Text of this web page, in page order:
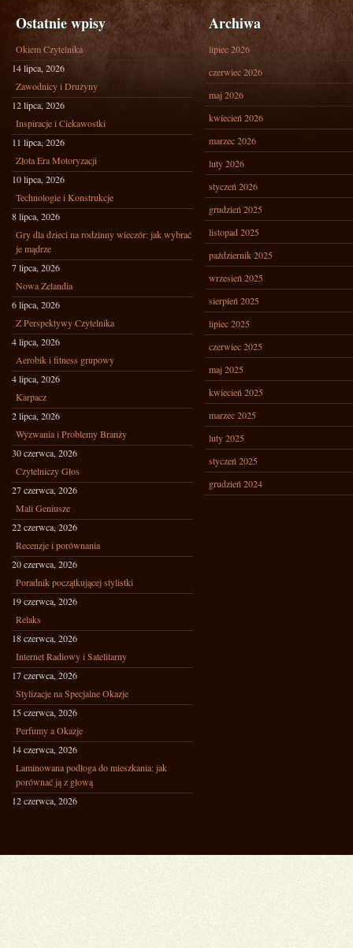
Ostatnie wpisy
Okiem Czytelnika
14 lipca, 2026
Zawodnicy i Drużyny
12 lipca, 2026
Inspiracje i Ciekawostki
11 lipca, 2026
Złota Era Motoryzacji
10 lipca, 2026
Technologie i Konstrukcje
8 lipca, 2026
Gry dla dzieci na rodzinny wieczór: jak wybrać
je mądrze
7 lipca, 2026
Nowa Zelandia
6 lipca, 2026
Z Perspektywy Czytelnika
4 lipca, 2026
Aerobik i fitness grupowy
4 lipca, 2026
Karpacz
2 lipca, 2026
Wyzwania i Problemy Branży
30 czerwca, 2026
Czytelniczy Głos
27 czerwca, 2026
Mali Geniusze
22 czerwca, 2026
Recenzje i porównania
20 czerwca, 2026
Poradnik początkującej stylistki
19 czerwca, 2026
Relaks
18 czerwca, 2026
Internet Radiowy i Satelitarny
17 czerwca, 2026
Stylizacje na Specjalne Okazje
15 czerwca, 2026
Perfumy a Okazje
14 czerwca, 2026
Laminowana podłoga do mieszkania: jak
porównać ją z głową
12 czerwca, 2026
Archiwa
lipiec 2026
czerwiec 2026
maj 2026
kwiecień 2026
marzec 2026
luty 2026
styczeń 2026
grudzień 2025
listopad 2025
październik 2025
wrzesień 2025
sierpień 2025
lipiec 2025
czerwiec 2025
maj 2025
kwiecień 2025
marzec 2025
luty 2025
styczeń 2025
grudzień 2024